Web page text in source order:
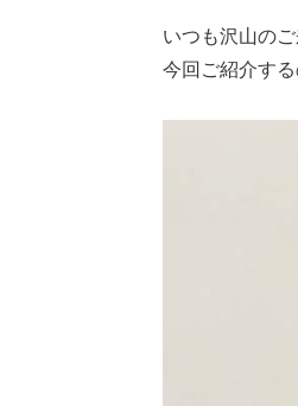
いつも沢山の
今回ご紹介す